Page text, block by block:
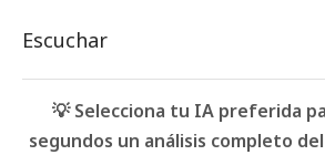
Escuchar
💡 Selecciona tu IA preferida
segundos un análisis completo